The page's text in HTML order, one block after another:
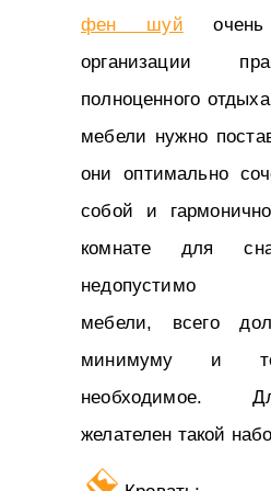
фен шуй
организации
полноценного
мебели нужно
они оптимально
собой и
комнате для
недопустимо
мебели, всего
минимуму и
необходимое.
желателен такой